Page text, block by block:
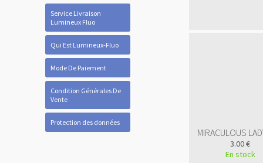
Service Livraison
Lumineux Fluo
Qui Est Lumineux-Fluo
Mode De Paiement
Condition Générales De
Vente
Protection des données
MIRACULOUS
3.00 €
En stock